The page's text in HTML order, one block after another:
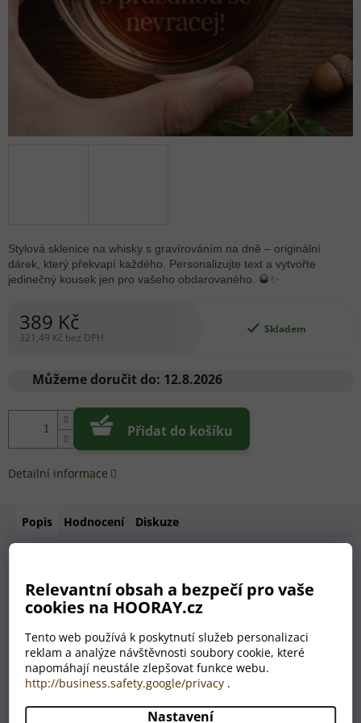
Relevantní obsah a bezpečí pro vaše
cookies na HOORAY.cz
Tento web používá k poskytnutí služeb personalizaci
reklam a analýze návštěvnosti soubory cookie, které
napomáhají neustále zlepšovat funkce webu.
http://business.safety.google/privacy .
Nastavení
389 Kč
321,49 Kč bez DPH
cena:
Skladem
Můžeme doručit do: 12.8.2026
Přidat do košíku
Stylová sklenice na whisky s gravírováním na dně – originální
dárek, který překvapí každého. Personalizujte text a vytvořte
jedinečný kousek jen pro vašeho obdarovaného. 🥃✨
Detailní informace
Popis Hodnocení Diskuze
Našepersonalizovaná sklenice na whisky s
gravírováním na dněje přesně tím pravým překvapením.
Každý doušek whisky odhalí originální motiv nebovámi
zvolený text, který se objeví pod hladinou nápoje. Tento
detail zaručí „wow efekt“ a okamžitě promění obyčejné pití
whisky v nezapomenutelný zážitek.
✔️ Možnost vlastního textu nebo výběru z originálních motivů